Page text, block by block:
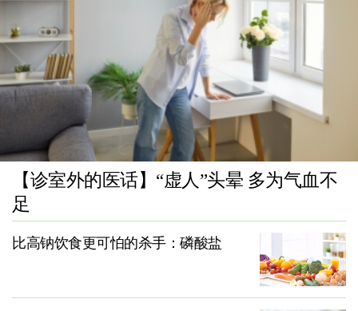
【诊室外的医话】“虚人”头晕 多为气血不
足
比高钠饮食更可怕的杀手：磷酸盐